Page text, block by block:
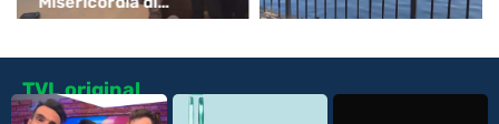
Monsummano
TVL original